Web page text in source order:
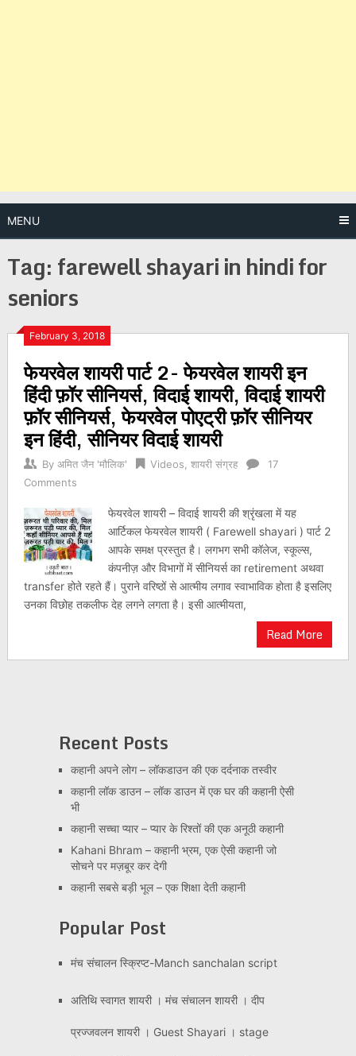
MENU
Tag:farewell shayari in hindi for
seniors
February 3, 2018
फेयरवेल शायरी पार्ट 2- फेयरवेल शायरी इन
हिंदी फ़ॉर सीनियर्स, विदाई शायरी, विदाई शायरी
फ़ॉर सीनियर्स, फेयरवेल पोएट्री फ़ॉर सीनियर
इन हिंदी, सीनियर विदाई शायरी
By अमित जैन 'मौलिक' Videos शायरी संग्रह
17
Comments
फेयरवेल शायरी – विदाई शायरी की श्रृंखला में यह
आर्टिकल फेयरवेल शायरी ( Farewell shayari ) पार्ट 2
आपके समक्ष प्रस्तुत है। लगभग सभी कॉलेज, स्कूल्स,
कंपनीज़ और विभागों में सीनियर्स का retirement अथवा
transfer होते रहते हैं। पुराने वरिष्ठों से आत्मीय लगाव स्वाभाविक होता है इसलिए
उनका विछोह तकलीफ देह लगने लगता है। इसी आत्मीयता,
Read More
Posts
navigation
Recent Posts
कहानी अपने लोग – लॉकडाउन की एक दर्दनाक तस्वीर
कहानी लॉक डाउन – लॉक डाउन में एक घर की कहानी ऐसी
भी
कहानी सच्चा प्यार – प्यार के रिश्तों की एक अनूठी कहानी
Kahani Bhram – कहानी भ्रम, एक ऐसी कहानी जो
सोचने पर मज़बूर कर देगी
कहानी सबसे बड़ी भूल – एक शिक्षा देती कहानी
Popular Post
मंच संचालन स्क्रिप्ट-Manch sanchalan script
अतिथि स्वागत शायरी । मंच संचालन शायरी । दीप
प्रज्जवलन शायरी । Guest Shayari । stage